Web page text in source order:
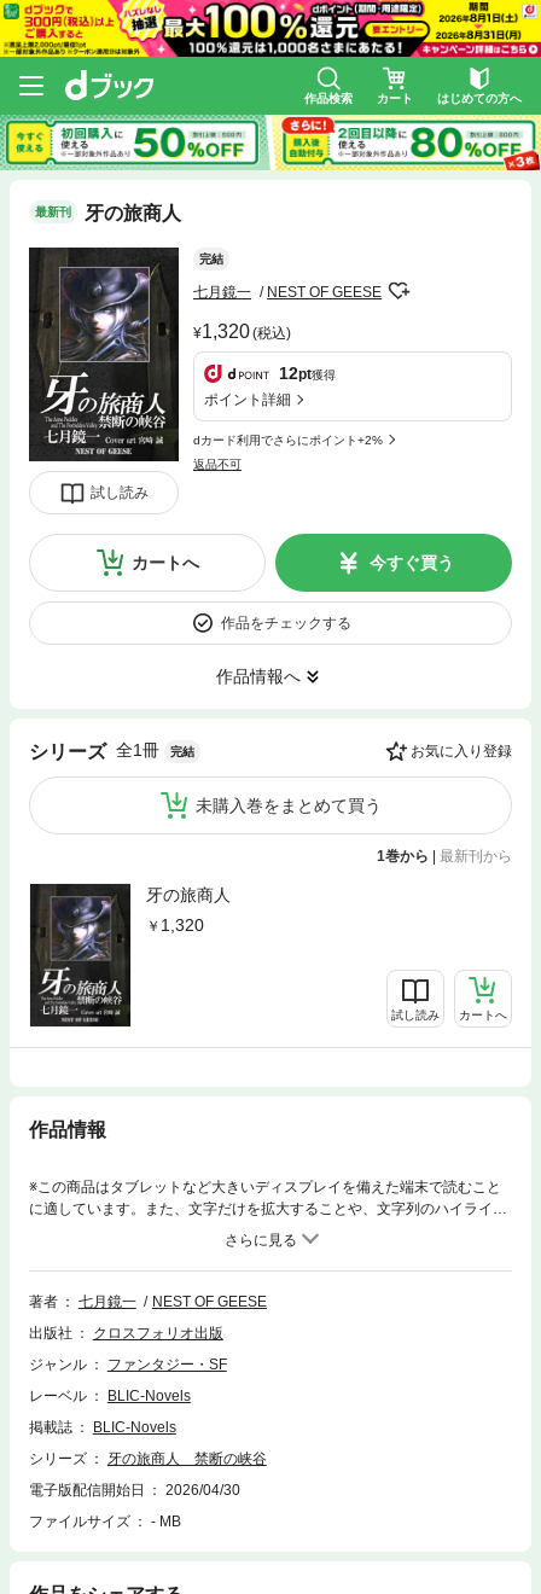
作品検索 カート はじめての方へ
最新刊 牙の旅商人
試し読み
完結
七月鏡一 NEST OF GEESE
1,320(税込)
12pt獲得
ポイント詳細
dカード利用でさらにポイント+2%
返品不可
カートへ 今すぐ買う
作品をチェックする
作品情報へ
シリーズ 全1冊 完結 お気に入り登録
未購入巻をまとめて買う
1巻から | 最新刊から
牙の旅商人
1,320
試し読み カートへ
作品情報
※この商品はタブレットなど大きいディスプレイを備えた端末で読むこと
に適しています。また、文字だけを拡大することや、文字列のハイライ
ト、検索、辞書の参照、引用などの機能が使用できません。連載中断中の
ダークファンタジーコミック『牙の旅商人 The Arms Peddler』の未発表
パートを原作者･七月鏡一自らが完全小説化！魔剣を背負う美しき武器行
商人ガラミィ、家族の仇を追う少年ソーナ、故国を目指す逃亡の王女アイ
明の遺産が待ち受ける危険地帯だった。※本作は七月鏡一の個人誌作品の
電子書籍版となります。【196ページ】
著者 七月鏡一
NEST OF GEESE
出版社
クロスフォリオ出版
ジャンル
ファンタジー・SF
レーベル
BLIC-Novels
掲載誌
BLIC-Novels
シリーズ
牙の旅商人 禁断の峡谷
電子版配信開始日
2026/04/30
ファイルサイズ
- MB